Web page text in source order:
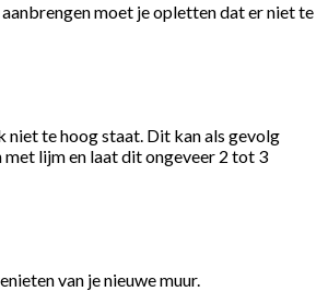
moet je opletten dat er niet te
niet te hoog staat. Dit kan als gevolg
lijm en laat dit ongeveer 2 tot 3
van je nieuwe muur.